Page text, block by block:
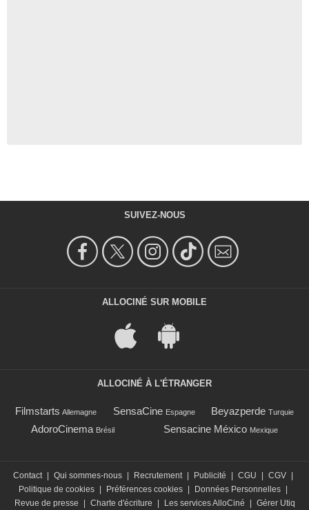
SUIVEZ-NOUS
ALLOCINÉ SUR MOBILE
ALLOCINÉ À L'ÉTRANGER
Filmstarts Allemagne SensaCine Espagne Beyazperde Turquie
AdoroCinema Brésil Sensacine México Mexique
Contact Qui sommes-nous Recrutement Publicité CGU CGV
Politique de cookies
Préférences cookies Données Personnelles
Revue de presse
Charte d'écriture Les services AlloCiné Gérer Utiq